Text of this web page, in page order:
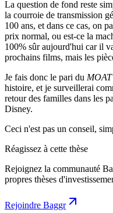
La question de fond reste
la courroie de transmission
100 ans, et dans ce cas, on
prix normal, ou est-ce la
100% sûr aujourd'hui car il
prochains films, mais les
Je fais donc le pari du MOAT
histoire, et je surveillerai
retour des familles dans les
Disney.
Ceci n'est pas un conseil,
Réagissez à cette thèse
Rejoignez la communauté
propres thèses
Rejoindre Baggr